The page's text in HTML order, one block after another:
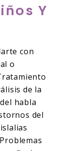
Y
con
o
de la
habla
del